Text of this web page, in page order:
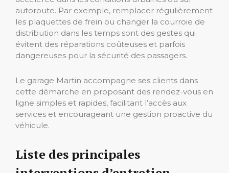
autoroute. Par exemple, remplacer régulièrement
les plaquettes de frein ou changer la courroie de
distribution dans les temps sont des gestes qui
évitent des réparations coûteuses et parfois
dangereuses pour la sécurité des passagers.
Le garage Martin accompagne ses clients dans
cette démarche en proposant des rendez-vous en
ligne simples et rapides, facilitant l’accès aux
services et encourageant une gestion proactive du
véhicule.
Liste des principales